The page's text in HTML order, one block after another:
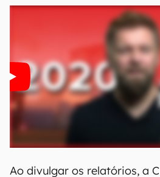
Ao divulgar os relatórios, a